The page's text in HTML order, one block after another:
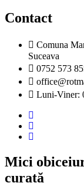
Contact
Comuna
Suceava
0752 573
Luni-Viner:
Mici
curată